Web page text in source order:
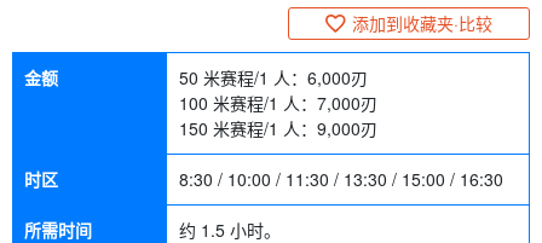
添加到收藏夹·比较
金额 50 米赛程/1 人： 6,000刃
100 米赛程/1 人： 7,000刃
150 米赛程/1 人： 9,000刃
时区 8:30 / 10:00 / 11:30 / 13:30 / 15:00 / 16:30
所需时间 约 1.5 小时。